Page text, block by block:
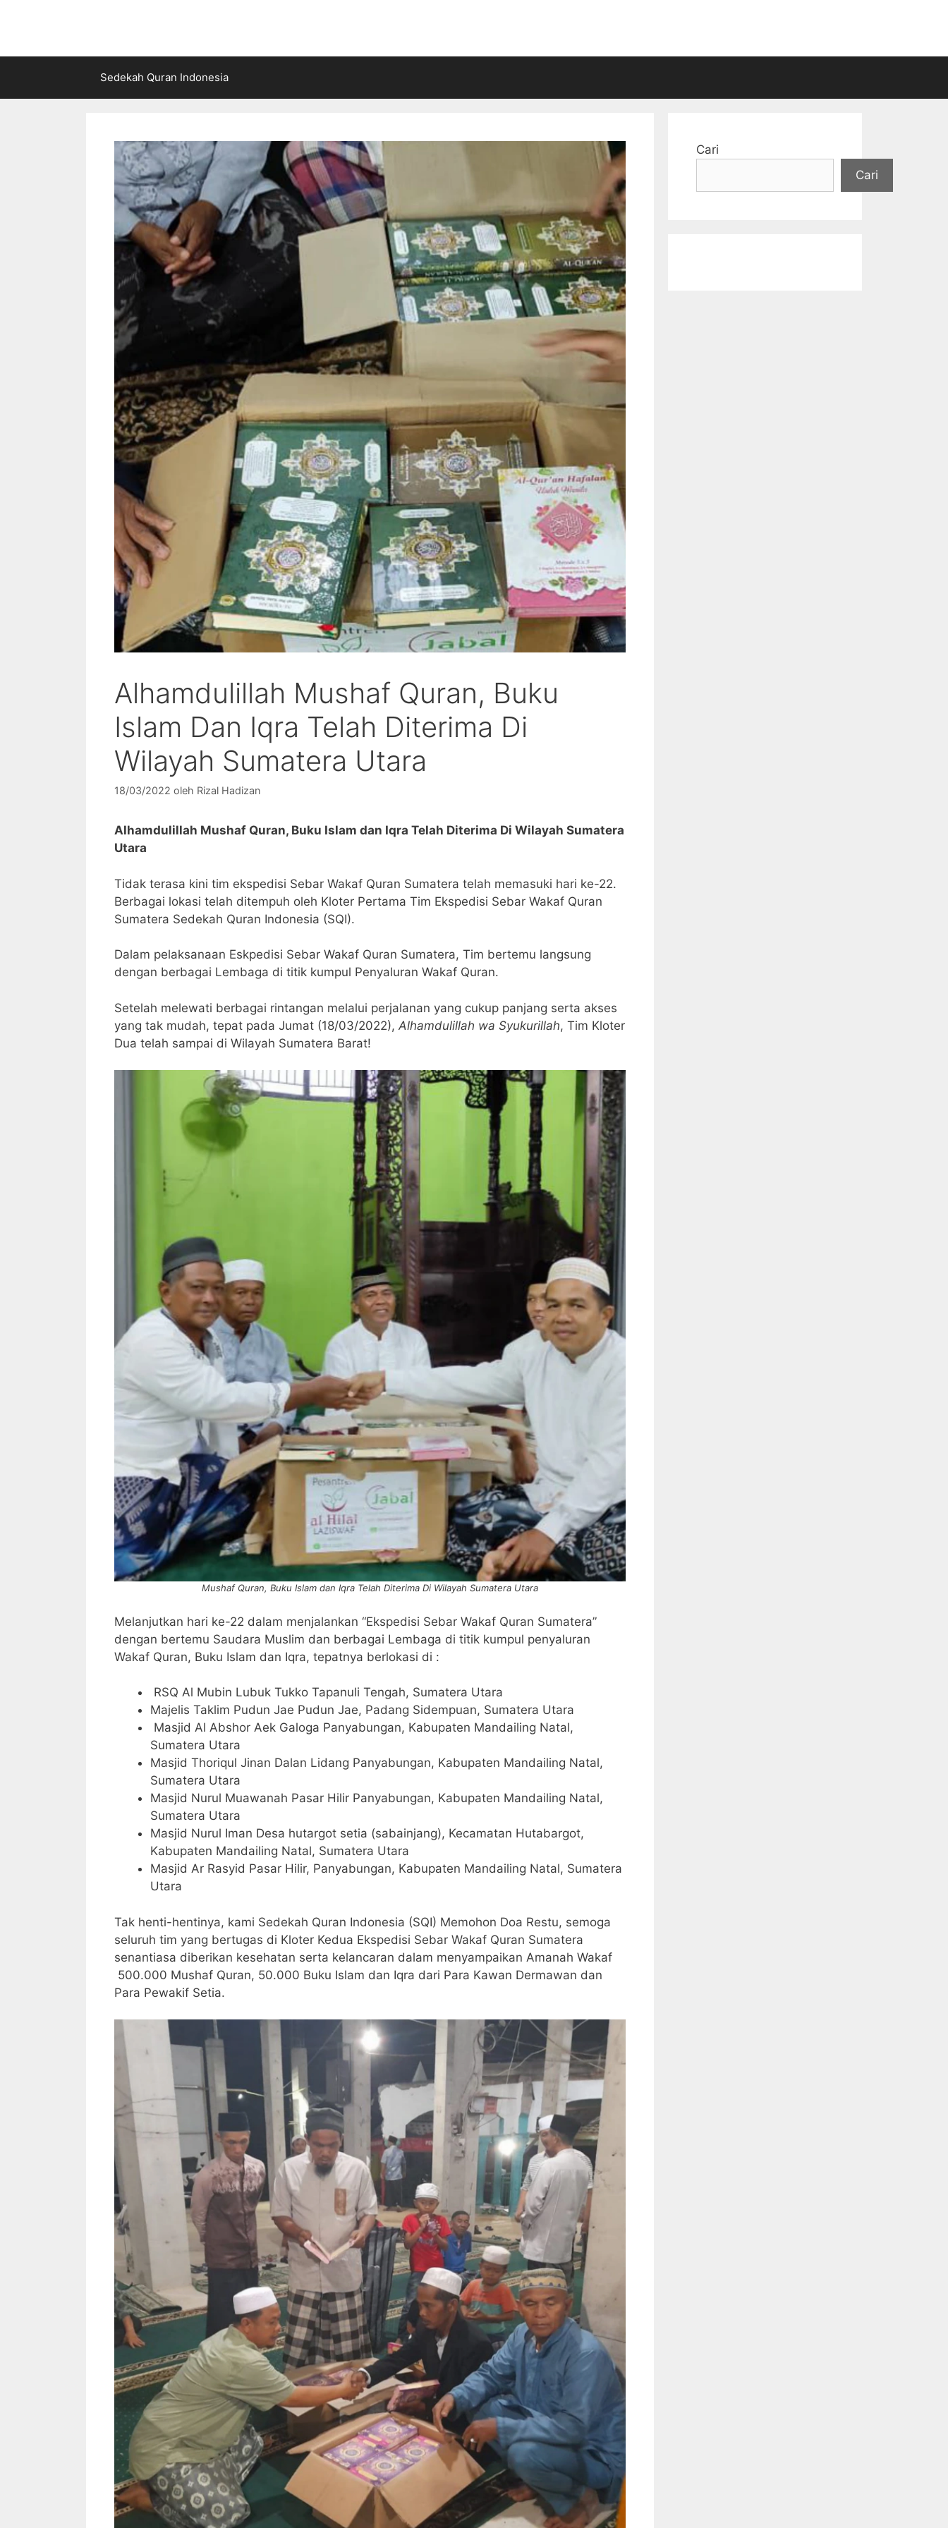
Sedekah Quran Indonesia
Alhamdulillah Mushaf Quran, Buku
Islam Dan Iqra Telah Diterima Di
Wilayah Sumatera Utara
18/03/2022 oleh Rizal Hadizan
Alhamdulillah Mushaf Quran, Buku Islam dan Iqra Telah Diterima Di Wilayah Sumatera
Utara
Tidak terasa kini tim ekspedisi Sebar Wakaf Quran Sumatera telah memasuki hari ke-22.
Berbagai lokasi telah ditempuh oleh Kloter Pertama Tim Ekspedisi Sebar Wakaf Quran
Sumatera Sedekah Quran Indonesia (SQI).
Dalam pelaksanaan Eskpedisi Sebar Wakaf Quran Sumatera, Tim bertemu langsung
dengan berbagai Lembaga di titik kumpul Penyaluran Wakaf Quran.
Setelah melewati berbagai rintangan melalui perjalanan yang cukup panjang serta akses
yang tak mudah, tepat pada Jumat (18/03/2022), Alhamdulillah wa Syukurillah, Tim Kloter
Dua telah sampai di Wilayah Sumatera Barat!
Mushaf Quran, Buku Islam dan Iqra Telah Diterima Di Wilayah Sumatera Utara
Melanjutkan hari ke-22 dalam menjalankan “Ekspedisi Sebar Wakaf Quran Sumatera”
dengan bertemu Saudara Muslim dan berbagai Lembaga di titik kumpul penyaluran
Wakaf Quran, Buku Islam dan Iqra, tepatnya berlokasi di :
RSQ Al Mubin Lubuk Tukko Tapanuli Tengah, Sumatera Utara
Majelis Taklim Pudun Jae Pudun Jae, Padang Sidempuan, Sumatera Utara
Masjid Al Abshor Aek Galoga Panyabungan, Kabupaten Mandailing Natal,
Sumatera Utara
Masjid Thoriqul Jinan Dalan Lidang Panyabungan, Kabupaten Mandailing Natal,
Sumatera Utara
Masjid Nurul Muawanah Pasar Hilir Panyabungan, Kabupaten Mandailing Natal,
Sumatera Utara
Masjid Nurul Iman Desa hutargot setia (sabainjang), Kecamatan Hutabargot,
Kabupaten Mandailing Natal, Sumatera Utara
Masjid Ar Rasyid Pasar Hilir, Panyabungan, Kabupaten Mandailing Natal, Sumatera
Utara
Tak henti-hentinya, kami Sedekah Quran Indonesia (SQI) Memohon Doa Restu, semoga
seluruh tim yang bertugas di Kloter Kedua Ekspedisi Sebar Wakaf Quran Sumatera
senantiasa diberikan kesehatan serta kelancaran dalam menyampaikan Amanah Wakaf
500.000 Mushaf Quran, 50.000 Buku Islam dan Iqra dari Para Kawan Dermawan dan
Para Pewakif Setia.
Cari
Cari